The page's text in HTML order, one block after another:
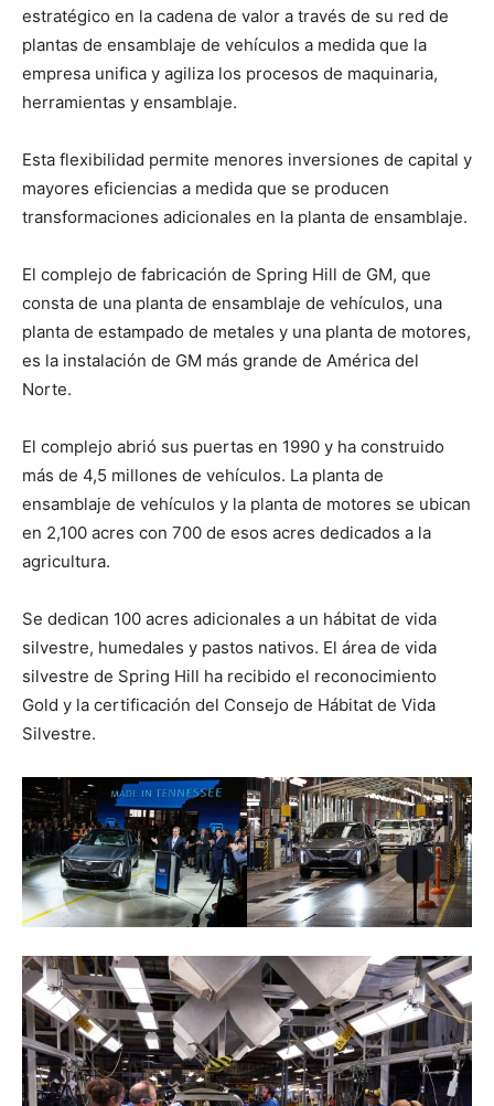
estratégico en la cadena de valor a través de su red de
plantas de ensamblaje de vehículos a medida que la
empresa unifica y agiliza los procesos de maquinaria,
herramientas y ensamblaje.
Esta flexibilidad permite menores inversiones de capital y
mayores eficiencias a medida que se producen
transformaciones adicionales en la planta de ensamblaje.
El complejo de fabricación de Spring Hill de GM, que
consta de una planta de ensamblaje de vehículos, una
planta de estampado de metales y una planta de motores,
es la instalación de GM más grande de América del
Norte.
El complejo abrió sus puertas en 1990 y ha construido
más de 4,5 millones de vehículos. La planta de
ensamblaje de vehículos y la planta de motores se ubican
en 2,100 acres con 700 de esos acres dedicados a la
agricultura.
Se dedican 100 acres adicionales a un hábitat de vida
silvestre, humedales y pastos nativos. El área de vida
silvestre de Spring Hill ha recibido el reconocimiento
Gold y la certificación del Consejo de Hábitat de Vida
Silvestre.